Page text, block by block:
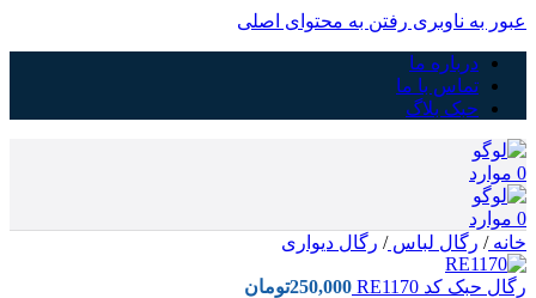
عبور به ناوبری رفتن به محتوای اصلی
درباره ما
تماس با ما
حبک بلاگ
0 موارد
0 موارد
خانه/ رگال لباس/ رگال دیواری
رگال حبک کد RE1170 250,000تومان